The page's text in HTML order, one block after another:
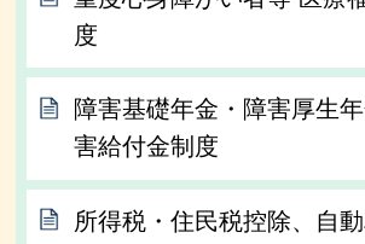
度
障害基礎年金・障害厚生
害給付金制度
所得税・住民税控除、自